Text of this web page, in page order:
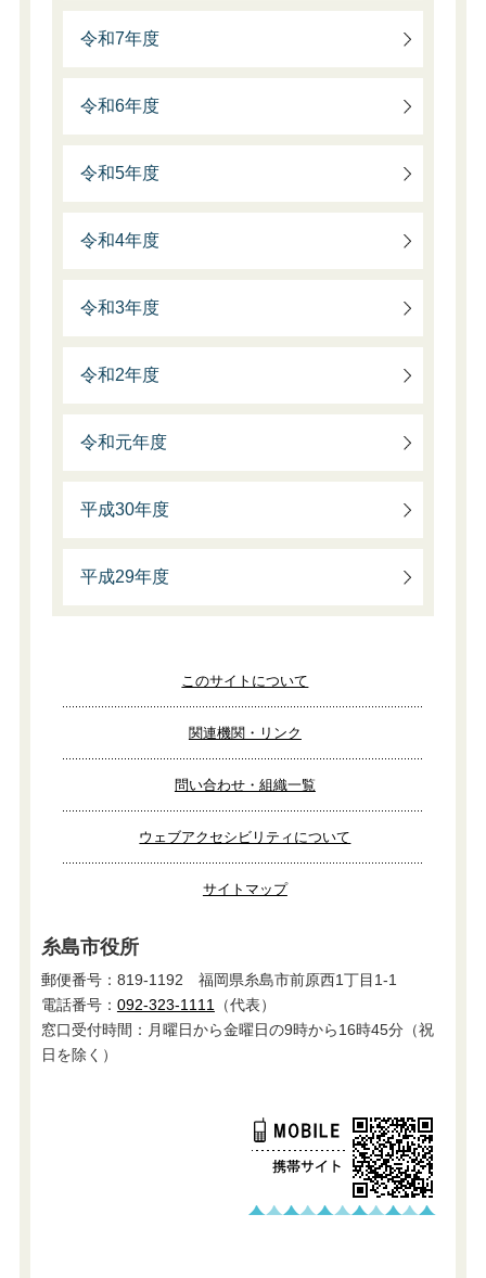
令和7年度
令和6年度
令和5年度
令和4年度
令和3年度
令和2年度
令和元年度
平成30年度
平成29年度
このサイトについて
関連機関・リンク
問い合わせ・組織一覧
ウェブアクセシビリティについて
サイトマップ
糸島市役所
郵便番号：819-1192 福岡県糸島市前原西1丁目1-1
電話番号： 092-323-1111（代表）
窓口受付時間：月曜日から金曜日の9時から16時45分（祝
日を除く）